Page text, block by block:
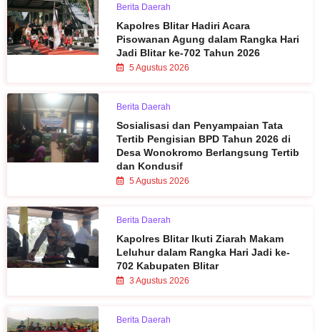
Berita Daerah
Kapolres Blitar Hadiri Acara
Pisowanan Agung dalam Rangka Hari
Jadi Blitar ke-702 Tahun 2026
5 Agustus 2026
Berita Daerah
Sosialisasi dan Penyampaian Tata
Tertib Pengisian BPD Tahun 2026 di
Desa Wonokromo Berlangsung Tertib
dan Kondusif
5 Agustus 2026
Berita Daerah
Kapolres Blitar Ikuti Ziarah Makam
Leluhur dalam Rangka Hari Jadi ke-
702 Kabupaten Blitar
3 Agustus 2026
Berita Daerah